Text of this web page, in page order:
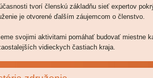
tvorí členskú základňu sieť expertov
je otvorené ďalším záujemcom o členstvo.
svojimi aktivitami pomáhať budovať miestne
vidieckych častiach kraja.